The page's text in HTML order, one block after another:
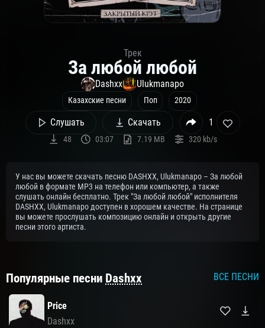
Трек
За любой любой
Dashxx Ulukmanapo
Казахские песни Поп 2020
Слушать Скачать 1
48 03:07 7.19 MB 320 kb/s
У нас вы можете скачать песню DASHXX, Ulukmanapo – За любой
любой в формате MP3 на телефон или компьютер, а также
слушать онлайн бесплатно. Трек "За любой любой" исполнителя
DASHXX, Ulukmanapo доступен в хорошем качестве. На странице
вы можете прослушать композицию онлайн и открыть другие
песни этого артиста.
Популярные песни Dashxx ВСЕ ПЕСНИ
Price
Dashxx